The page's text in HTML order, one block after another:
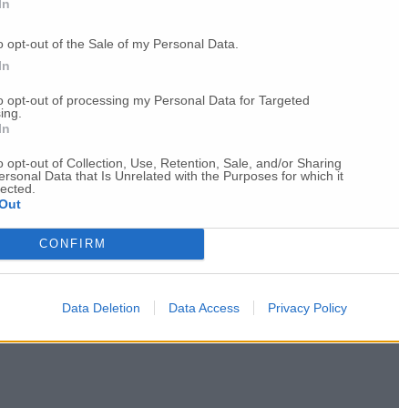
opt-out of the Sale of my Personal Data.
opt-out of processing my Personal Data for Targeted
opt-out of Collection, Use, Retention, Sale, and/or Sharing
Data that Is Unrelated with the Purposes for which it
CONFIRM
Data Deletion Data Access Privacy Policy
lavori importanti
della conferenza dei servizi: «Entro
pacchetto di Ferragosto
del Misa
con danni maggiori a 5mila euro